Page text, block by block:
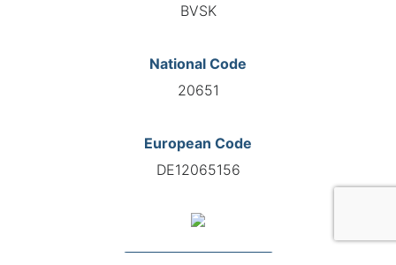
BVSK
National Code
20651
European Code
DE12065156